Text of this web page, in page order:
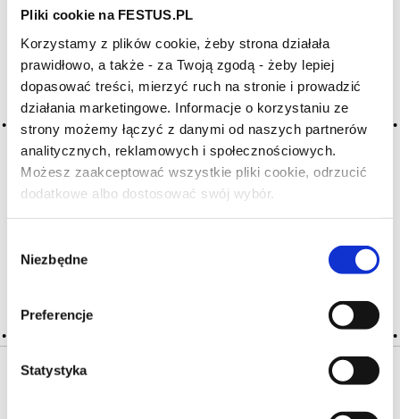
Pliki cookie na FESTUS.PL
Korzystamy z plików cookie, żeby strona działała
prawidłowo, a także - za Twoją zgodą - żeby lepiej
dopasować treści, mierzyć ruch na stronie i prowadzić
działania marketingowe. Informacje o korzystaniu ze
strony możemy łączyć z danymi od naszych partnerów
analitycznych, reklamowych i społecznościowych.
Możesz zaakceptować wszystkie pliki cookie, odrzucić
dodatkowe albo dostosować swój wybór.
zgody
Niezbędne
Preferencje
Statystyka
Czy masz ukończone 18 lat?
strona główna / malt
Archiwum wpisów tagu: malt
słód, słodowe
2016-05-10
bardziej niepożądany niż nieprzyjemny aromat wina; zdarza
się głównie w winach musujących, gdy zbyt długo
dojrzewają na drożdżach lub tych, które uległy niezbyt
CZYTAJ WIĘCEJ